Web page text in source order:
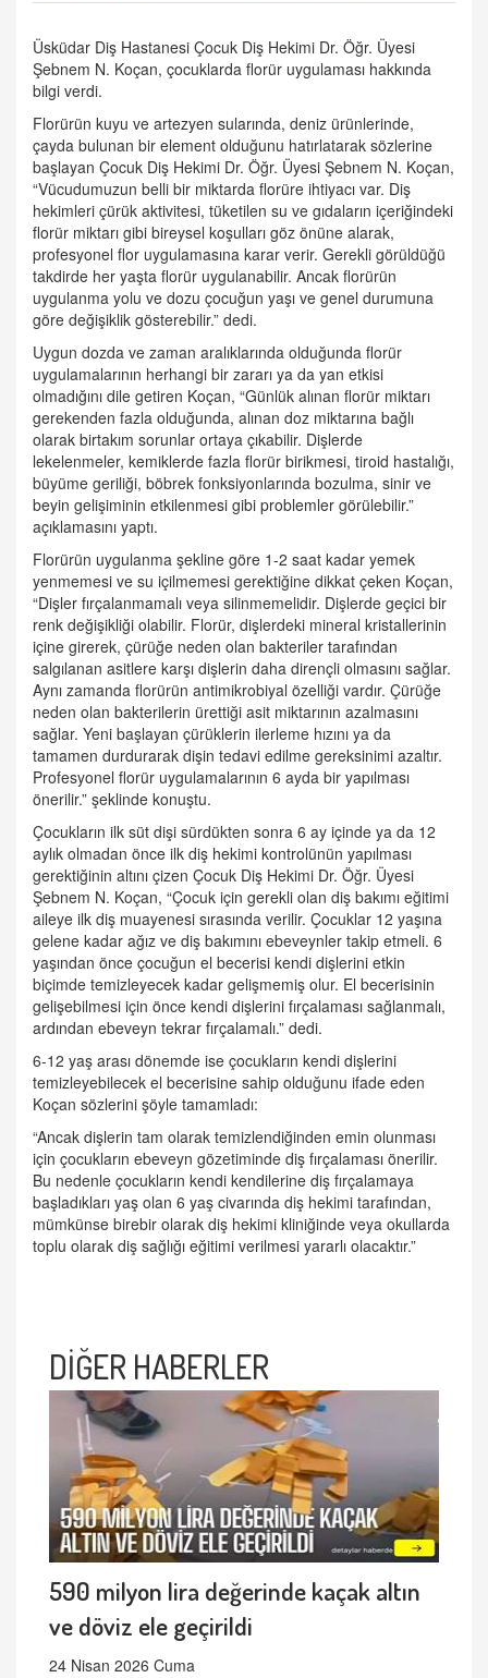
Üsküdar Diş Hastanesi Çocuk Diş Hekimi Dr. Öğr. Üyesi
Şebnem N. Koçan, çocuklarda florür uygulaması hakkında
bilgi verdi.
Florürün kuyu ve artezyen sularında, deniz ürünlerinde,
çayda bulunan bir element olduğunu hatırlatarak sözlerine
başlayan Çocuk Diş Hekimi Dr. Öğr. Üyesi Şebnem N. Koçan,
“Vücudumuzun belli bir miktarda florüre ihtiyacı var. Diş
hekimleri çürük aktivitesi, tüketilen su ve gıdaların içeriğindeki
florür miktarı gibi bireysel koşulları göz önüne alarak,
profesyonel flor uygulamasına karar verir. Gerekli görüldüğü
takdirde her yaşta florür uygulanabilir. Ancak florürün
uygulanma yolu ve dozu çocuğun yaşı ve genel durumuna
göre değişiklik gösterebilir.” dedi.
Uygun dozda ve zaman aralıklarında olduğunda florür
uygulamalarının herhangi bir zararı ya da yan etkisi
olmadığını dile getiren Koçan, “Günlük alınan florür miktarı
gerekenden fazla olduğunda, alınan doz miktarına bağlı
olarak birtakım sorunlar ortaya çıkabilir. Dişlerde
lekelenmeler, kemiklerde fazla florür birikmesi, tiroid hastalığı,
büyüme geriliği, böbrek fonksiyonlarında bozulma, sinir ve
beyin gelişiminin etkilenmesi gibi problemler görülebilir.”
açıklamasını yaptı.
Florürün uygulanma şekline göre 1-2 saat kadar yemek
yenmemesi ve su içilmemesi gerektiğine dikkat çeken Koçan,
“Dişler fırçalanmamalı veya silinmemelidir. Dişlerde geçici bir
renk değişikliği olabilir. Florür, dişlerdeki mineral kristallerinin
içine girerek, çürüğe neden olan bakteriler tarafından
salgılanan asitlere karşı dişlerin daha dirençli olmasını sağlar.
Aynı zamanda florürün antimikrobiyal özelliği vardır. Çürüğe
neden olan bakterilerin ürettiği asit miktarının azalmasını
sağlar. Yeni başlayan çürüklerin ilerleme hızını ya da
tamamen durdurarak dişin tedavi edilme gereksinimi azaltır.
Profesyonel florür uygulamalarının 6 ayda bir yapılması
önerilir.” şeklinde konuştu.
Çocukların ilk süt dişi sürdükten sonra 6 ay içinde ya da 12
aylık olmadan önce ilk diş hekimi kontrolünün yapılması
gerektiğinin altını çizen Çocuk Diş Hekimi Dr. Öğr. Üyesi
Şebnem N. Koçan, “Çocuk için gerekli olan diş bakımı eğitimi
aileye ilk diş muayenesi sırasında verilir. Çocuklar 12 yaşına
gelene kadar ağız ve diş bakımını ebeveynler takip etmeli. 6
yaşından önce çocuğun el becerisi kendi dişlerini etkin
biçimde temizleyecek kadar gelişmemiş olur. El becerisinin
gelişebilmesi için önce kendi dişlerini fırçalaması sağlanmalı,
ardından ebeveyn tekrar fırçalamalı.” dedi.
6-12 yaş arası dönemde ise çocukların kendi dişlerini
temizleyebilecek el becerisine sahip olduğunu ifade eden
Koçan sözlerini şöyle tamamladı:
“Ancak dişlerin tam olarak temizlendiğinden emin olunması
için çocukların ebeveyn gözetiminde diş fırçalaması önerilir.
Bu nedenle çocukların kendi kendilerine diş fırçalamaya
başladıkları yaş olan 6 yaş civarında diş hekimi tarafından,
mümkünse birebir olarak diş hekimi kliniğinde veya okullarda
toplu olarak diş sağlığı eğitimi verilmesi yararlı olacaktır.”
DİĞER HABERLER
590 milyon lira değerinde kaçak altın
ve döviz ele geçirildi
24 Nisan 2026 Cuma